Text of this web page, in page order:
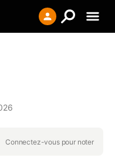
Connectez-vous pour noter